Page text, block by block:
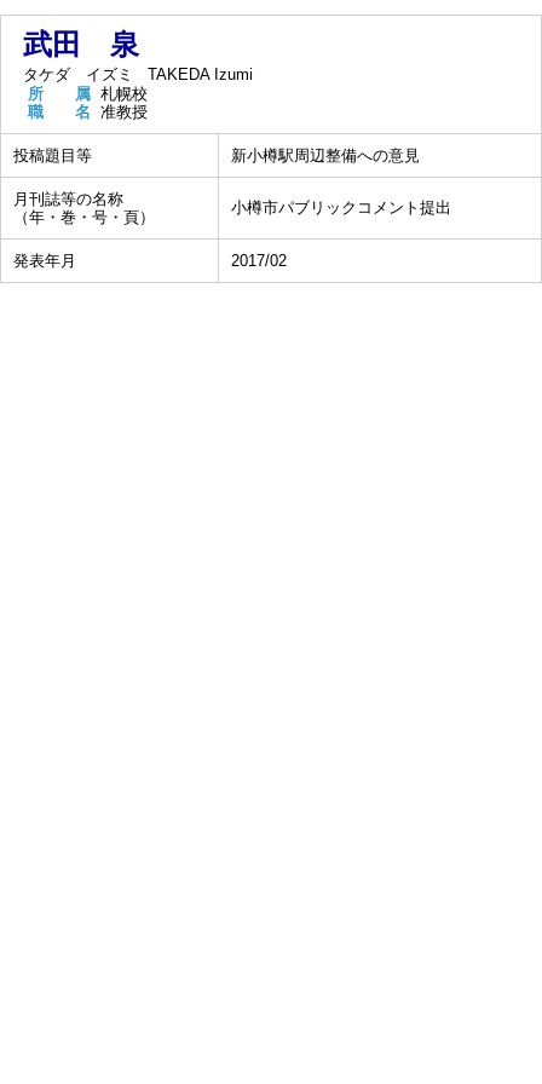
武田 泉
タケダ イズミ
TAKEDA Izumi
所 属 札幌校
職 名 准教授
投稿題目等 新小樽駅周辺整備への意見
月刊誌等の名称
（年・巻・号・頁）
小樽市パブリックコメント提出
発表年月 2017/02